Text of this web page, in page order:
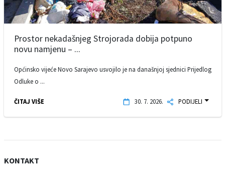
Prostor nekadašnjeg Strojorada dobija potpuno
novu namjenu – ...
Općinsko vijeće Novo Sarajevo usvojilo je na današnjoj sjednici Prijedlog
Odluke o ...
ČITAJ VIŠE 30. 7. 2026. PODIJELI
KONTAKT